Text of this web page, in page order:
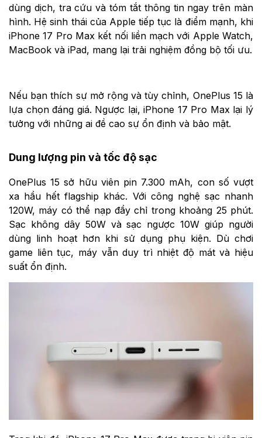
dùng dịch, tra cứu và tóm tắt thông tin ngay trên màn
hình. Hệ sinh thái của Apple tiếp tục là điểm mạnh, khi
iPhone 17 Pro Max kết nối liền mạch với Apple Watch,
MacBook và iPad, mang lại trải nghiệm đồng bộ tối ưu.
Nếu bạn thích sự mở rộng và tùy chỉnh, OnePlus 15 là
lựa chọn đáng giá. Ngược lại, iPhone 17 Pro Max lại lý
tưởng với những ai đề cao sự ổn định và bảo mật.
Dung lượng pin và tốc độ sạc
120W, máy có thể nạp đầy chỉ trong khoảng 25 phút.
Sạc không dây 50W và sạc ngược 10W giúp người
dùng linh hoạt hơn khi sử dụng phụ kiện. Dù chơi
game liên tục, máy vẫn duy trì nhiệt độ mát và hiệu